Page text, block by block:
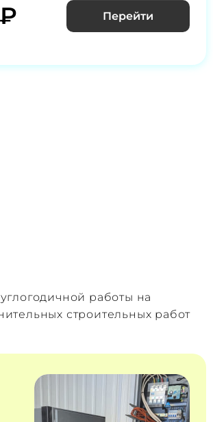
Перейти
работы на
строительных работ